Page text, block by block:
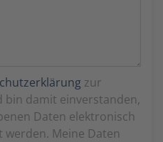
zur
bin damit einverstanden,
Daten elektronisch
Meine Daten